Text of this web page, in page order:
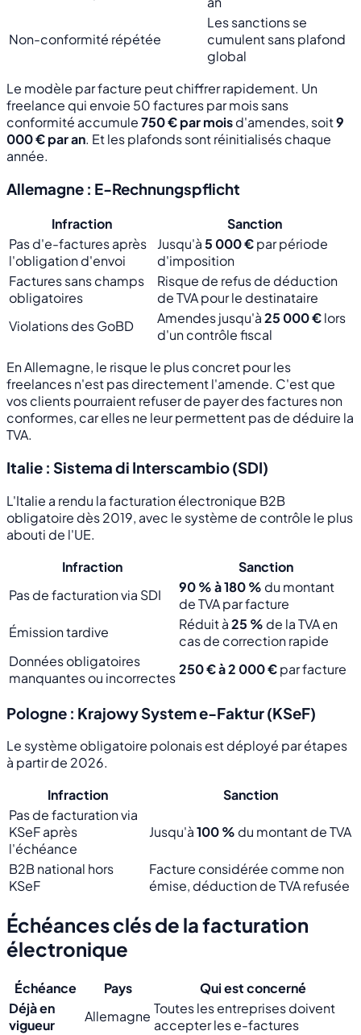
Non-conformité répétée
Les sanctions se
cumulent sans plafond
global
Le modèle par facture peut chiffrer rapidement. Un
freelance qui envoie 50 factures par mois sans
conformité accumule750 € par moisd'amendes, soit9
000 € par an. Et les plafonds sont réinitialisés chaque
année.
Allemagne : E-Rechnungspflicht
Infraction
Sanction
Pas d'e-factures après
l'obligation d'envoi
Jusqu'à5 000 €par période
d'imposition
Factures sans champs
obligatoires
Risque de refus de déduction
de TVA pour le destinataire
Violations des GoBD
Amendes jusqu'à25 000 €lors
d'un contrôle fiscal
En Allemagne, le risque le plus concret pour les
freelances n'est pas directement l'amende. C'est que
vos clients pourraient refuser de payer des factures non
conformes, car elles ne leur permettent pas de déduire la
TVA.
Italie : Sistema di Interscambio (SDI)
L'Italie a rendu la facturation électronique B2B
obligatoire dès 2019, avec le système de contrôle le plus
abouti de l'UE.
Infraction
Sanction
Pas de facturation via SDI
90 % à 180 % du montant
de TVA par facture
Émission tardive
Réduit à25 % de la TVA en
cas de correction rapide
Données obligatoires
manquantes ou incorrectes
250 € à 2 000 €par facture
Pologne : Krajowy System e-Faktur (KSeF)
Le système obligatoire polonais est déployé par étapes
à partir de 2026.
Infraction
Sanction
Pas de facturation via
KSeF après
l'échéance
Jusqu'à100 % du montant de TVA
B2B national hors
KSeF
Facture considérée comme non
émise, déduction de TVA refusée
Échéances clés de la facturation
électronique
Échéance Pays
Qui est concerné
Déjà en
vigueur
Allemagne Toutes les entreprises doivent
accepter les e-factures